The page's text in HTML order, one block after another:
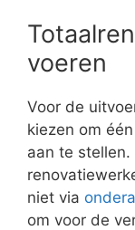
voeren
Voor de
kiezen om
aan te
niet via
om voor de